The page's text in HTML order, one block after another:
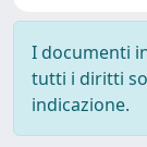
I documenti
tutti i diritti
indicazione.